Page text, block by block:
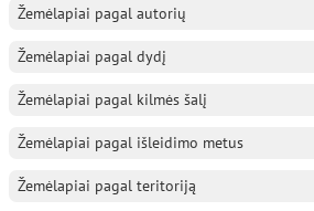
Žemėlapiai pagal autorių
Žemėlapiai pagal dydį
Žemėlapiai pagal kilmės šalį
Žemėlapiai pagal išleidimo metus
Žemėlapiai pagal teritoriją